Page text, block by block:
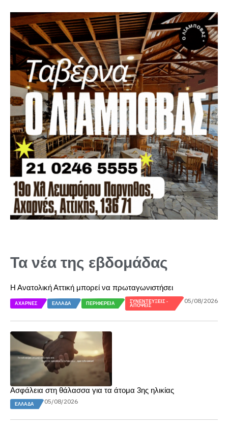
Τα νέα της εβδομάδας
Η Ανατολική Αττική μπορεί να πρωταγωνιστήσει
ΑΧΑΡΝΈΣ ΕΛΛΆΔΑ ΠΕΡΙΦΈΡΕΙΑ
ΣΥΝΕΝΤΕΎΞΕΙΣ -
ΑΠΌΨΕΙΣ
05/08/2026
Ασφάλεια στη θάλασσα για τα άτομα 3ης ηλικίας
ΕΛΛΆΔΑ 05/08/2026